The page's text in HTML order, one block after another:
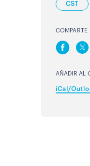
CST
COMPARTE
AÑADIR AL
iCal/